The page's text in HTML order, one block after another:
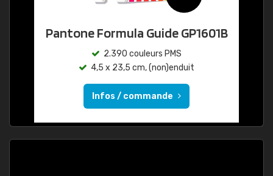
Pantone Formula Guide GP1601B
2.390 couleurs PMS
4,5 x 23,5 cm, (non)enduit
Infos / commande